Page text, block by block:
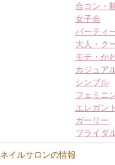
合コン・
女子会
パーティ
大人・ク
モテ・か
カジュア
シンプル
フェミニ
エレガント
ガーリー
ブライダ
ネイルサロンの情報